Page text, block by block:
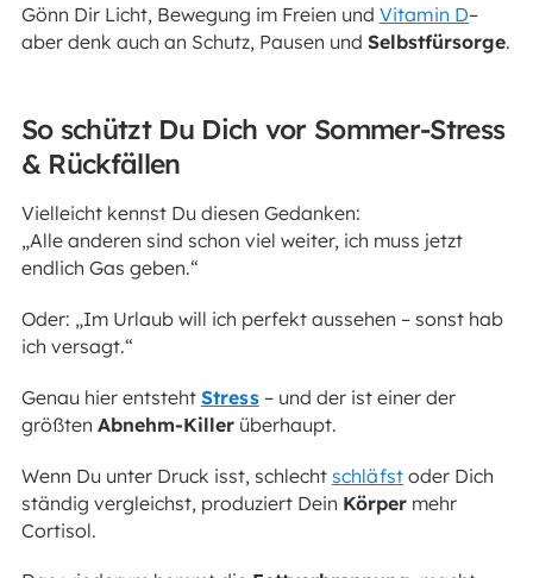
Gönn Dir Licht, Bewegung im Freien und Vitamin D–
aber denk auch an Schutz, Pausen und Selbstfürsorge.
So schützt Du Dich vor Sommer-Stress
& Rückfällen
Vielleicht kennst Du diesen Gedanken:
„Alle anderen sind schon viel weiter, ich muss jetzt
endlich Gas geben.“
Oder: „Im Urlaub will ich perfekt aussehen – sonst hab
ich versagt.“
Genau hier entsteht Stress– und der ist einer der
größten Abnehm-Killerüberhaupt.
Wenn Du unter Druck isst, schlecht schläfst oder Dich
ständig vergleichst, produziert Dein Körpermehr
Cortisol.